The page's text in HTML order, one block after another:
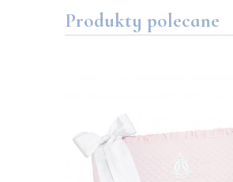
Produkty polecane